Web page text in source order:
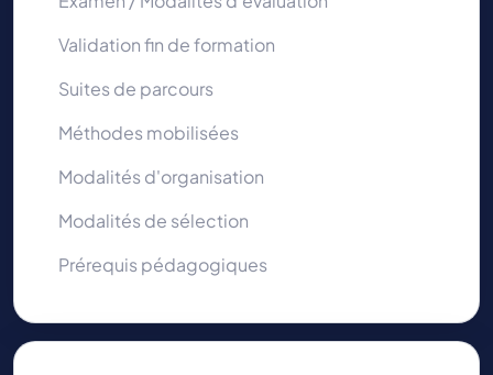
Validation fin de formation
Suites de parcours
Méthodes mobilisées
Modalités d'organisation
Modalités de sélection
Prérequis pédagogiques